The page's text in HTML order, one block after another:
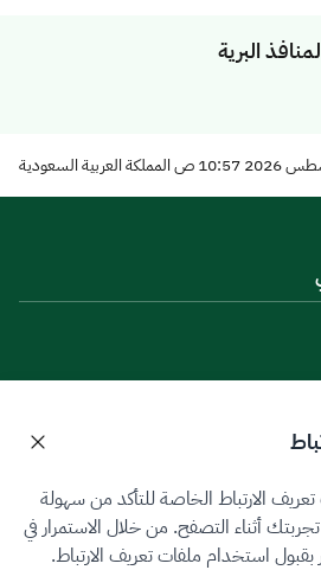
البرية
الارتباط الخاصة للتأكد من سهولة
أثناء التصفح. من خلال الاستمرار في
استخدام ملفات تعريف الارتباط.